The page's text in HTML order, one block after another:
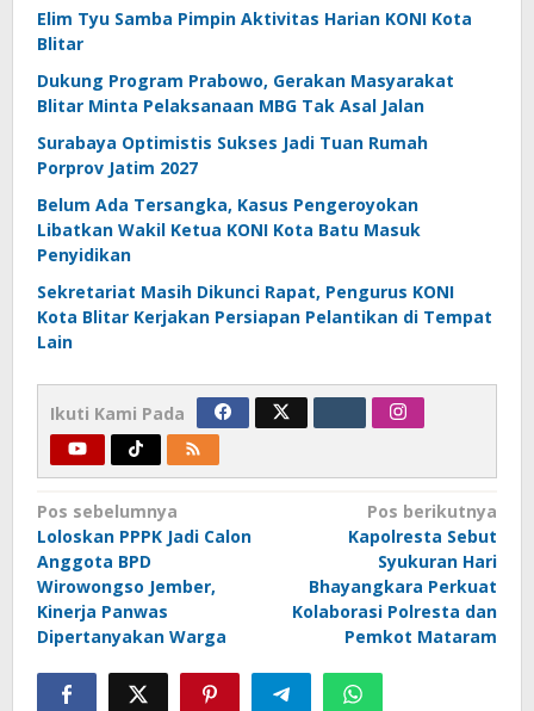
Elim Tyu Samba Pimpin Aktivitas Harian KONI Kota
Blitar
Dukung Program Prabowo, Gerakan Masyarakat
Blitar Minta Pelaksanaan MBG Tak Asal Jalan
Surabaya Optimistis Sukses Jadi Tuan Rumah
Porprov Jatim 2027
Belum Ada Tersangka, Kasus Pengeroyokan
Libatkan Wakil Ketua KONI Kota Batu Masuk
Penyidikan
Sekretariat Masih Dikunci Rapat, Pengurus KONI
Kota Blitar Kerjakan Persiapan Pelantikan di Tempat
Lain
Ikuti Kami Pada
Navigasi
pos
Pos sebelumnya
Loloskan PPPK Jadi Calon
Anggota BPD
Wirowongso Jember,
Kinerja Panwas
Dipertanyakan Warga
Pos berikutnya
Kapolresta Sebut
Syukuran Hari
Bhayangkara Perkuat
Kolaborasi Polresta dan
Pemkot Mataram